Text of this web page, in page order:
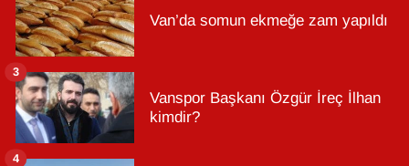
Van’da somun ekmeğe zam yapıldı
Vanspor Başkanı Özgür İreç İlhan
kimdir?
3
4